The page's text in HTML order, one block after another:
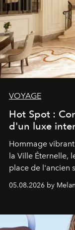
VOYAGE
Hot Spot :
d'un luxe
Hommage
la Ville Éternelle,
place de l'ancien
de vivre Romain
05.08.2026 by